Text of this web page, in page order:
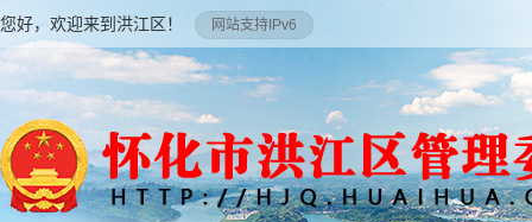
您好，欢迎来到洪江区！ 网站支持IPv6